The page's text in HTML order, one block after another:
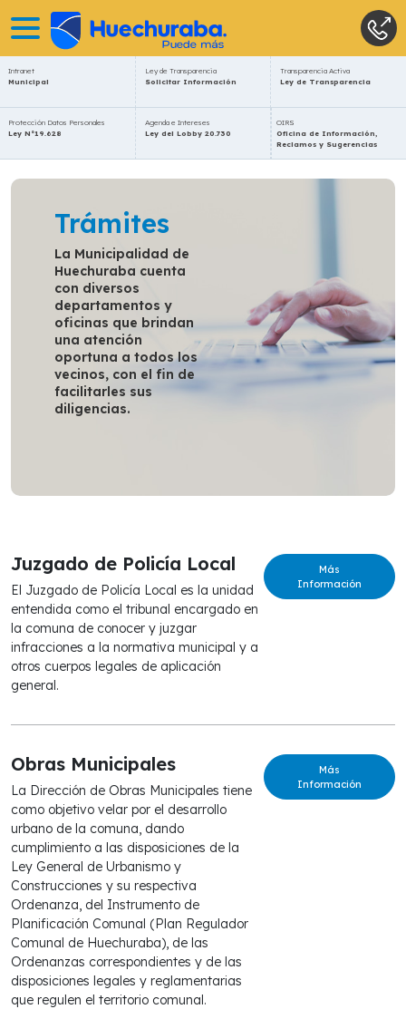
Intranet
Municipal
Ley de Transparencia
Solicitar Información
Transparencia Activa
Ley de Transparencia
Protección Datos Personales
Ley N°19.628
Agenda e Intereses
Ley del Lobby 20.730
OIRS
Oficina de Información,
Reclamos y Sugerencias
Trámites
La Municipalidad de
Huechuraba cuenta
con diversos
departamentos y
oficinas que brindan
una atención
oportuna a todos los
vecinos, con el fin de
facilitarles sus
diligencias.
Juzgado de Policía Local
El Juzgado de Policía Local es la unidad
entendida como el tribunal encargado en
la comuna de conocer y juzgar
infracciones a la normativa municipal y a
otros cuerpos legales de aplicación
general.
Más
Información
Obras Municipales
La Dirección de Obras Municipales tiene
como objetivo velar por el desarrollo
urbano de la comuna, dando
cumplimiento a las disposiciones de la
Ley General de Urbanismo y
Construcciones y su respectiva
Ordenanza, del Instrumento de
Planificación Comunal (Plan Regulador
Comunal de Huechuraba), de las
Ordenanzas correspondientes y de las
disposiciones legales y reglamentarias
que regulen el territorio comunal.
Más
Información